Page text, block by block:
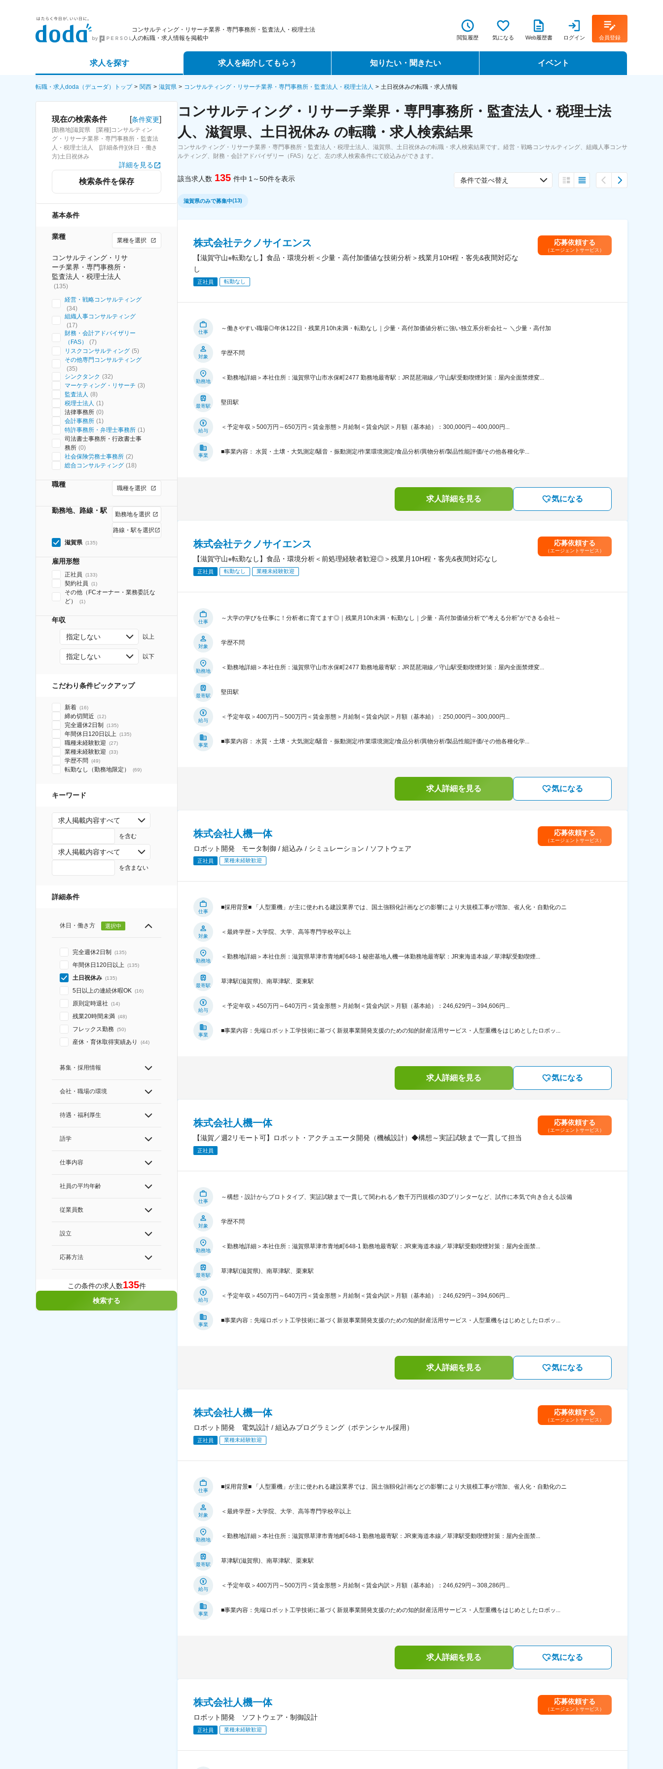
コンサルティング・リサーチ業界・専門事務所・監査法人・税理士法
人の転職・求人情報を掲載中
閲覧履歴 気になる Web履歴書 ログイン 会員登録
求人を探す
詳細条件から探す
求人特集から探す
求人を紹介してもらう
エージェントサービス
スカウトサービス
パートナーエージェントサービス
知りたい・聞きたい
転職ノウハウ
データで見る転職
コラム・インタビュー
転職Q&A
イベント
転職フェア
転職・求人doda（デューダ）トップ 関西 滋賀県 コンサルティング・リサーチ業界・専門事務所・監査法人・税理士法人 土日祝休みの転職・求人情報
現在の検索条件 [条件変更]
[勤務地]滋賀県 [業種]コンサルティン
グ・リサーチ業界・専門事務所・監査法
人・税理士法人 [詳細条件](休日・働き
方)土日祝休み
詳細を見る
検索条件を保存
基本条件
業種 業種を選択
コンサルティング・リサ
ーチ業界・専門事務所・
監査法人・税理士法人
(135)
経営・戦略コンサルティング
(34)
組織人事コンサルティング
(17)
財務・会計アドバイザリー
（FAS）
(7)
リスクコンサルティング (5)
その他専門コンサルティング
(35)
シンクタンク (32)
マーケティング・リサーチ (3)
監査法人 (8)
税理士法人 (1)
法律事務所 (0)
会計事務所 (1)
特許事務所・弁理士事務所 (1)
司法書士事務所・行政書士事
務所 (0)
社会保険労務士事務所 (2)
総合コンサルティング (18)
職種 職種を選択
勤務地、路線・駅 勤務地を選択
路線・駅を選択
滋賀県 (135)
雇用形態
正社員 (133)
契約社員 (1)
その他（FCオーナー・業務委託な
ど）
(1)
年収
指定しない 以上
指定しない 以下
こだわり条件ピックアップ
新着 (16)
締め切間近 (12)
完全週休2日制 (135)
年間休日120日以上 (135)
職種未経験歓迎 (27)
業種未経験歓迎 (33)
学歴不問 (49)
転勤なし（勤務地限定） (69)
キーワード
求人掲載内容すべて
を含む
求人掲載内容すべて
を含まない
詳細条件
休日・働き方 選択中
完全週休2日制 (135)
年間休日120日以上 (135)
土日祝休み (135)
5日以上の連続休暇OK (16)
原則定時退社 (14)
残業20時間未満 (48)
フレックス勤務 (50)
産休・育休取得実績あり (44)
募集・採用情報
会社・職場の環境
待遇・福利厚生
語学
仕事内容
社員の平均年齢
従業員数
設立
応募方法
この条件の求人数135件
検索する
コンサルティング・リサーチ業界・専門事務所・監査法人・税理士法
人、滋賀県、土日祝休み の転職・求人検索結果
コンサルティング・リサーチ業界・専門事務所・監査法人・税理士法人、滋賀県、土日祝休みの転職・求人検索結果です。経営・戦略コンサルティング、組織人事コンサ
ルティング、財務・会計アドバイザリー（FAS）など、左の求人検索条件にて絞込みができます。
該当求人数 135 件中 1～50件を表示 条件で並べ替え
滋賀県のみで募集中(13)
株式会社テクノサイエンス
【滋賀守山※転勤なし】食品・環境分析＜少量・高付加価値な技術分析＞残業月10H程・客先&夜間対応な
し
正社員 転勤なし
応募依頼する
（エージェントサービス）
仕事
～働きやすい職場◎年休122日・残業月10h未満・転勤なし｜少量・高付加価値分析に強い独立系分析会社～ ＼少量・高付加
対象
学歴不問
勤務地
＜勤務地詳細＞本社住所：滋賀県守山市水保町2477 勤務地最寄駅：JR琵琶湖線／守山駅受動喫煙対策：屋内全面禁煙変...
最寄駅
堅田駅
給与
＜予定年収＞500万円～650万円＜賃金形態＞月給制＜賃金内訳＞月額（基本給）：300,000円～400,000円...
事業
■事業内容： 水質・土壌・大気測定/騒音・振動測定/作業環境測定/食品分析/異物分析/製品性能評価/その他各種化学...
求人詳細を見る 気になる
株式会社テクノサイエンス
【滋賀守山※転勤なし】食品・環境分析＜前処理経験者歓迎◎＞残業月10H程・客先&夜間対応なし
正社員 転勤なし 業種未経験歓迎
応募依頼する
（エージェントサービス）
仕事
～大学の学びを仕事に！分析者に育てます◎｜残業月10h未満・転勤なし｜少量・高付加価値分析で“考える分析”ができる会社～
対象
学歴不問
勤務地
＜勤務地詳細＞本社住所：滋賀県守山市水保町2477 勤務地最寄駅：JR琵琶湖線／守山駅受動喫煙対策：屋内全面禁煙変...
最寄駅
堅田駅
給与
＜予定年収＞400万円～500万円＜賃金形態＞月給制＜賃金内訳＞月額（基本給）：250,000円～300,000円...
事業
■事業内容： 水質・土壌・大気測定/騒音・振動測定/作業環境測定/食品分析/異物分析/製品性能評価/その他各種化学...
求人詳細を見る 気になる
株式会社人機一体
ロボット開発 モータ制御 / 組込み / シミュレーション / ソフトウェア
正社員 業種未経験歓迎
応募依頼する
（エージェントサービス）
仕事
■採用背景■ 「人型重機」が主に使われる建設業界では、国土強靱化計画などの影響により大規模工事が増加、省人化・自動化のニ
対象
＜最終学歴＞大学院、大学、高等専門学校卒以上
勤務地
＜勤務地詳細＞本社住所：滋賀県草津市青地町648-1 秘密基地人機一体勤務地最寄駅：JR東海道本線／草津駅受動喫煙...
最寄駅
草津駅(滋賀県)、南草津駅、栗東駅
給与
＜予定年収＞450万円～640万円＜賃金形態＞月給制＜賃金内訳＞月額（基本給）：246,629円～394,606円...
事業
■事業内容：先端ロボット工学技術に基づく新規事業開発支援のための知的財産活用サービス・人型重機をはじめとしたロボッ...
求人詳細を見る 気になる
株式会社人機一体
【滋賀／週2リモート可】ロボット・アクチュエータ開発（機械設計）◆構想～実証試験まで一貫して担当
正社員
応募依頼する
（エージェントサービス）
仕事
～構想・設計からプロトタイプ、実証試験まで一貫して関われる／数千万円規模の3Dプリンターなど、試作に本気で向き合える設備
対象
学歴不問
勤務地
＜勤務地詳細＞本社住所：滋賀県草津市青地町648-1 勤務地最寄駅：JR東海道本線／草津駅受動喫煙対策：屋内全面禁...
最寄駅
草津駅(滋賀県)、南草津駅、栗東駅
給与
＜予定年収＞450万円～640万円＜賃金形態＞月給制＜賃金内訳＞月額（基本給）：246,629円～394,606円...
事業
■事業内容：先端ロボット工学技術に基づく新規事業開発支援のための知的財産活用サービス・人型重機をはじめとしたロボッ...
求人詳細を見る 気になる
株式会社人機一体
ロボット開発 電気設計 / 組込みプログラミング（ポテンシャル採用）
正社員 業種未経験歓迎
応募依頼する
（エージェントサービス）
仕事
■採用背景■ 「人型重機」が主に使われる建設業界では、国土強靱化計画などの影響により大規模工事が増加、省人化・自動化のニ
対象
＜最終学歴＞大学院、大学、高等専門学校卒以上
勤務地
＜勤務地詳細＞本社住所：滋賀県草津市青地町648-1 勤務地最寄駅：JR東海道本線／草津駅受動喫煙対策：屋内全面禁...
最寄駅
草津駅(滋賀県)、南草津駅、栗東駅
給与
＜予定年収＞400万円～500万円＜賃金形態＞月給制＜賃金内訳＞月額（基本給）：246,629円～308,286円...
事業
■事業内容：先端ロボット工学技術に基づく新規事業開発支援のための知的財産活用サービス・人型重機をはじめとしたロボッ...
求人詳細を見る 気になる
株式会社人機一体
ロボット開発 ソフトウェア・制御設計
正社員 業種未経験歓迎
応募依頼する
（エージェントサービス）